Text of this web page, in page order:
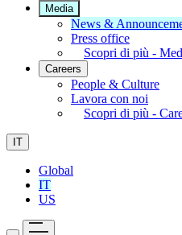
Media
News &
Press office
Scopri di più -
Careers
People & Culture
Lavora con noi
Scopri di più -
IT
Global
IT
US